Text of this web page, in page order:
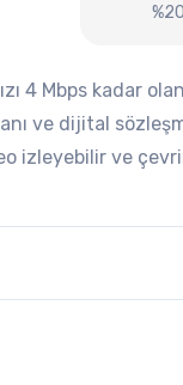
4 Mbps kadar
ve dijital
izleyebilir ve